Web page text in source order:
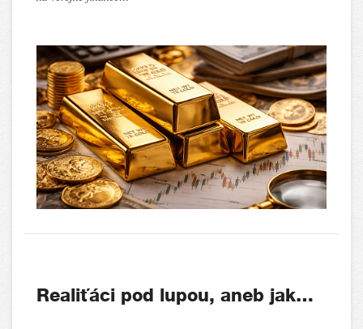
Realiťáci pod lupou, aneb jak…